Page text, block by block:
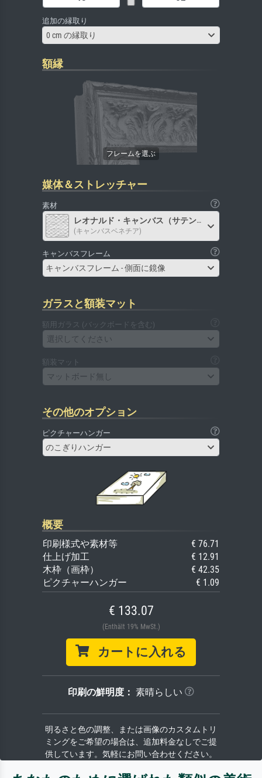
追加の縁取り
0 cm の縁取り
額縁
媒体＆ストレッチャー
素材
レオナルド・キャンバス（サテン）
(キャンバスベネチア)
キャンバスフレーム
キャンバスフレーム - 側面に鏡像
ガラスと額装マット
額用ガラス (バックボードを含む)
選択してください
額装マット
マットボード無し
その他のオプション
ピクチャーハンガー
のこぎりハンガー
概要
印刷様式や素材等
€ 76.71
仕上げ加工
€ 12.91
木枠（画枠）
€ 42.35
ピクチャーハンガー
€ 1.09
€ 133.07
(Enthält 19% MwSt.)
カートに入れる
印刷の鮮明度： 素晴らしい
明るさと色の調整、または画像のカスタムトリ
ミングをご希望の場合は、追加料金なしでご提
供しています。気軽にお問い合わせください。